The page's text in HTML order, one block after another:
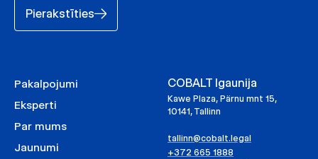
Pierakstīties
Pakalpojumi
Eksperti
Par mums
Jaunumi
COBALT Igaunija
Kawe Plaza, Pärnu mnt 15,
10141, Tallinn
tallinn@cobalt.legal
+372 665 1888